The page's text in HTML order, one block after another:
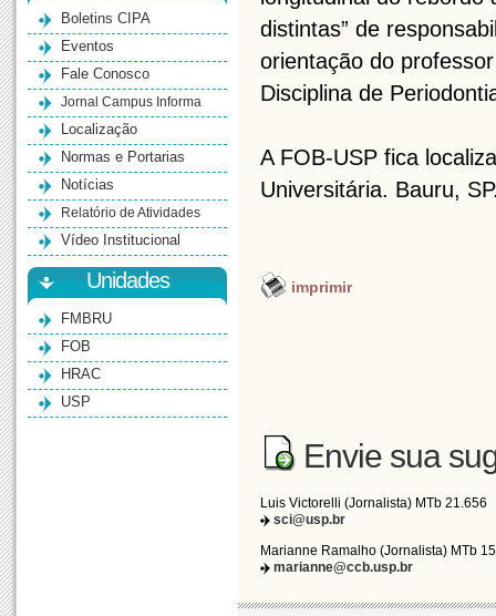
Boletins CIPA
Eventos
Fale Conosco
Jornal Campus Informa
Localização
Normas e Portarias
Notícias
Relatório de Atividades
Vídeo Institucional
Unidades
FMBRU
FOB
HRAC
USP
distintas” de
orientação do
Disciplina de
A FOB-USP fica
Universitária. Bauru,
imprimir
Envie sua
Luis Victorelli (Jornalista) MTb 21.656
sci@usp.br
Marianne Ramalho (Jornalista) MTb
marianne@ccb.usp.br